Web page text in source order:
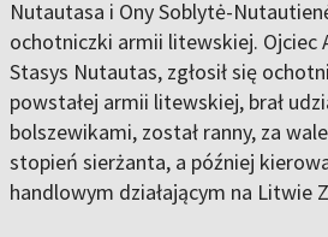
Nutautasa i Ony Soblytė-
ochotniczki armii litewskiej. Ojciec
Stasys Nutautas, zgłosił się
powstałej armii litewskiej, brał
bolszewikami, został ranny, za
stopień sierżanta, a później
handlowym działającym na Litwie